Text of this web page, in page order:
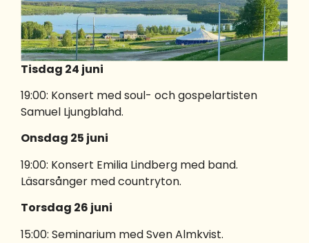
Tisdag 24 juni
19:00: Konsert med soul- och gospelartisten
Samuel Ljungblahd.
Onsdag 25 juni
19:00: Konsert Emilia Lindberg med band.
Läsarsånger med countryton.
Torsdag 26 juni
15:00: Seminarium med Sven Almkvist.